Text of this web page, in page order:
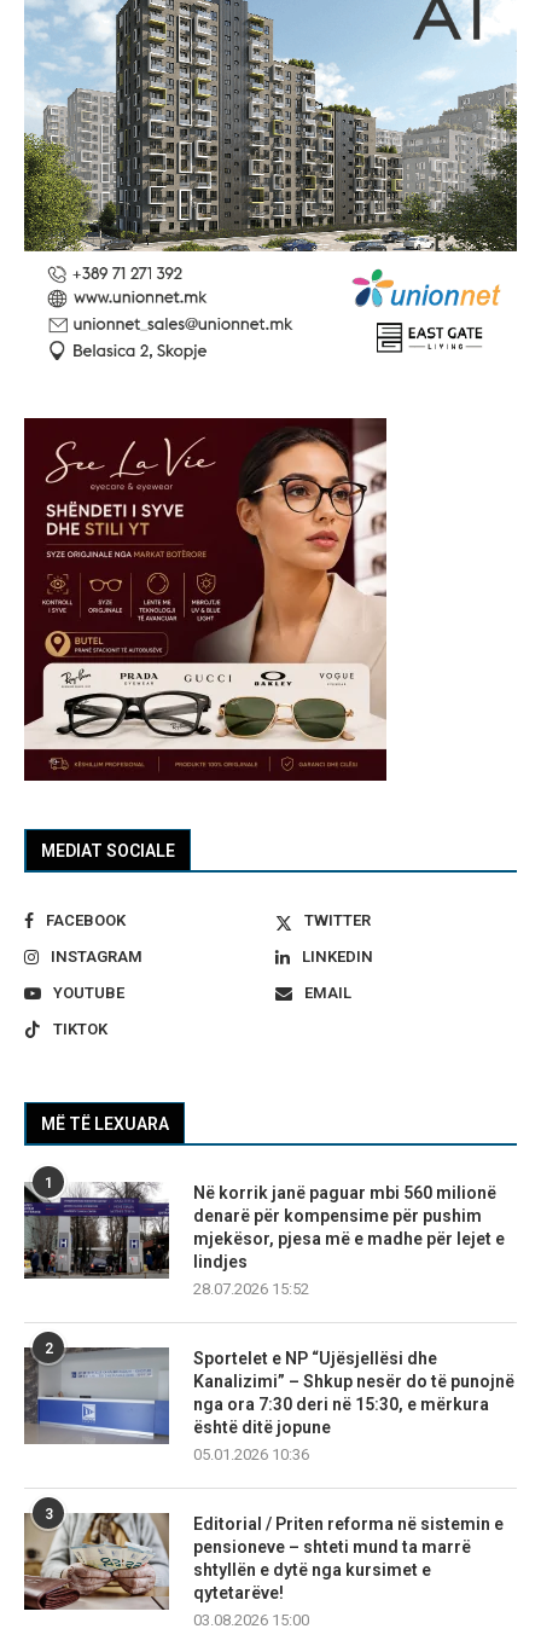
MEDIAT SOCIALE
FACEBOOK
TWITTER
INSTAGRAM
LINKEDIN
YOUTUBE
EMAIL
TIKTOK
MË TË LEXUARA
1
Në korrik janë paguar mbi 560 milionë
denarë për kompensime për pushim
mjekësor, pjesa më e madhe për lejet e
lindjes
28.07.2026 15:52
2
Sportelet e NP “Ujësjellësi dhe
Kanalizimi” – Shkup nesër do të punojnë
nga ora 7:30 deri në 15:30, e mërkura
është ditë jopune
05.01.2026 10:36
3
Editorial / Priten reforma në sistemin e
pensioneve – shteti mund ta marrë
shtyllën e dytë nga kursimet e
qytetarëve!
03.08.2026 15:00